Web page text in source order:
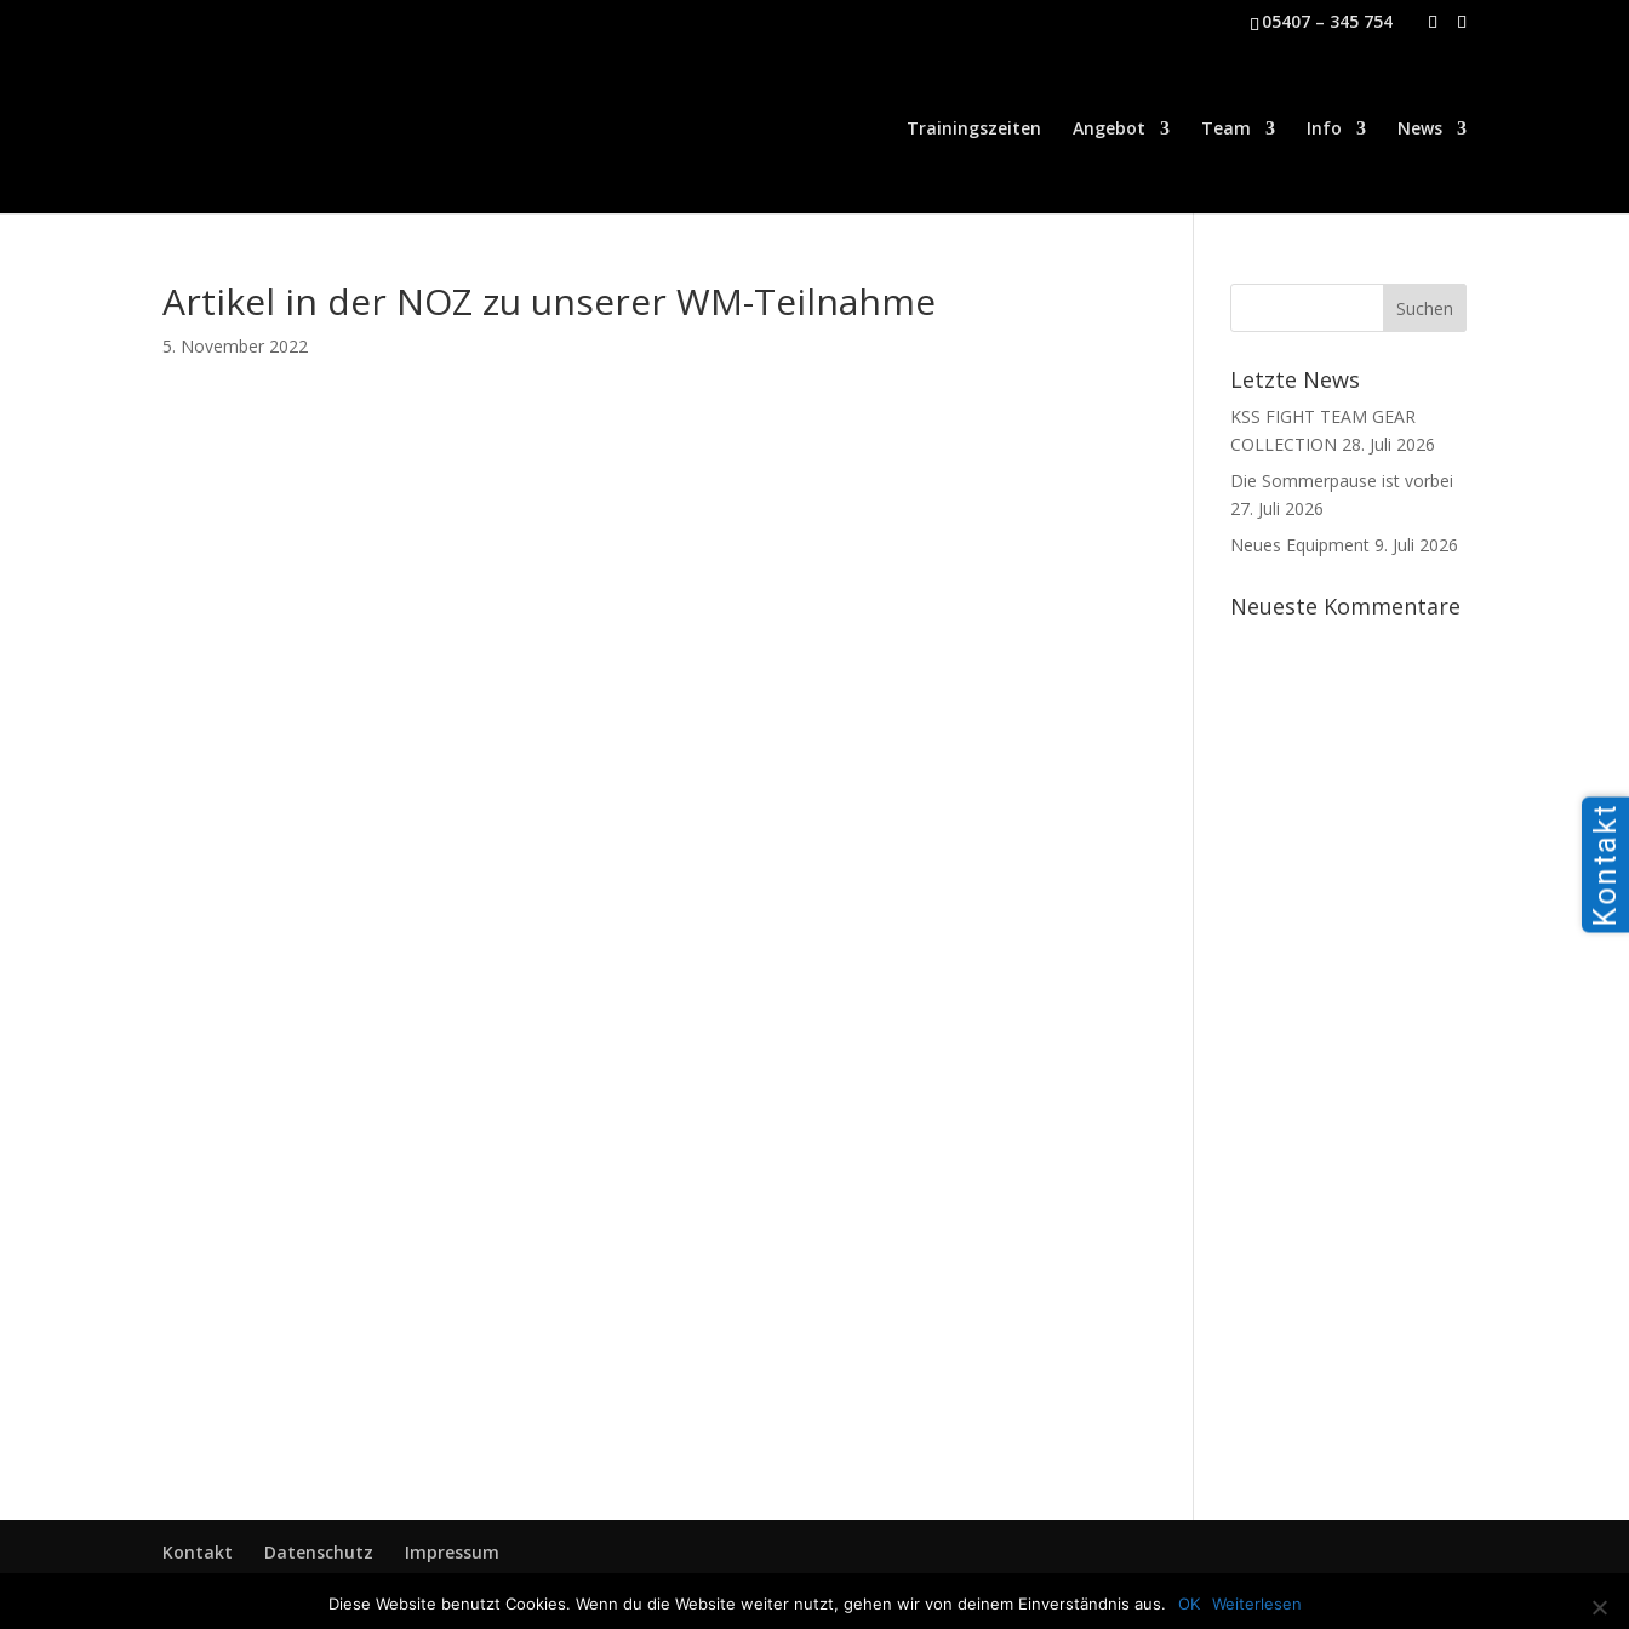
05407 – 345 754
Trainingszeiten Angebot Team Info News
Artikel in der NOZ zu unserer WM-Teilnahme
5. November 2022
Letzte News
KSS FIGHT TEAM GEAR
COLLECTION 28. Juli 2026
Die Sommerpause ist vorbei
27. Juli 2026
Neues Equipment 9. Juli 2026
Neueste Kommentare
Kontakt Datenschutz Impressum
Kontakt
Diese Website benutzt Cookies. Wenn du die Website weiter nutzt, gehen wir von deinem Einverständnis aus. OK Weiterlesen